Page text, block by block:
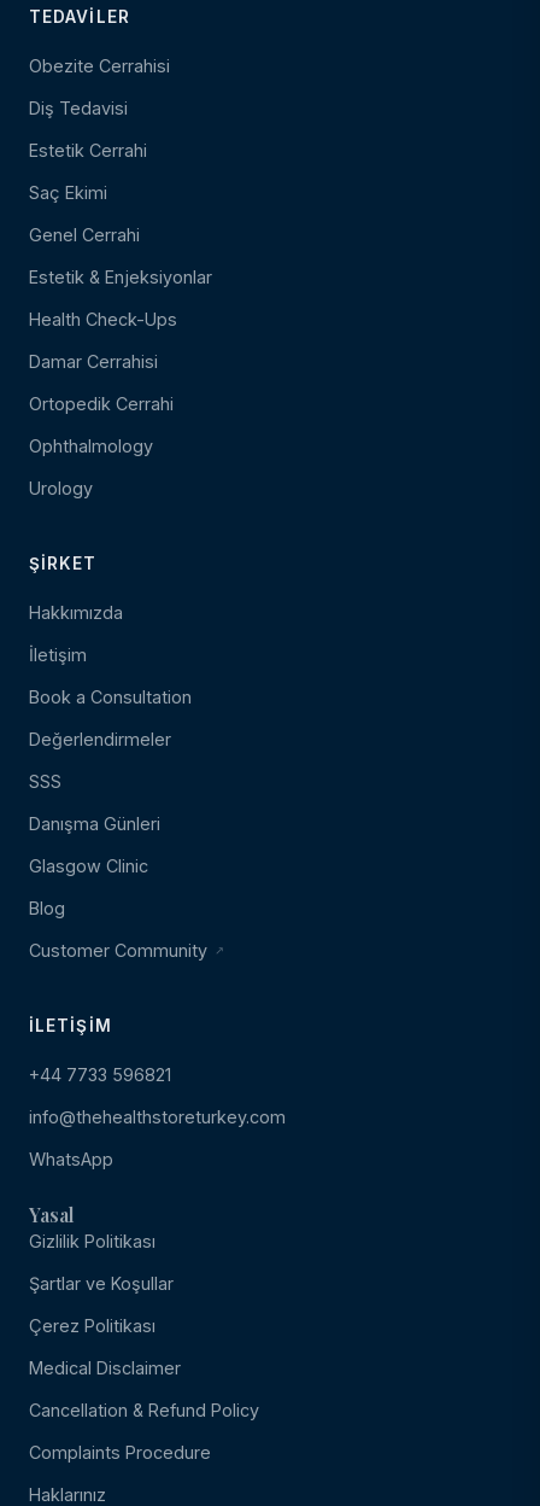
TEDAVILER
Obezite Cerrahisi
Diş Tedavisi
Estetik Cerrahi
Saç Ekimi
Genel Cerrahi
Estetik & Enjeksiyonlar
Health Check-Ups
Damar Cerrahisi
Ortopedik Cerrahi
Ophthalmology
Urology
ŞIRKET
Hakkımızda
İletişim
Book a Consultation
Değerlendirmeler
SSS
Danışma Günleri
Glasgow Clinic
Blog
Customer Community
İLETIŞIM
+44 7733 596821
info@thehealthstoreturkey.com
WhatsApp
Yasal
Gizlilik Politikası
Şartlar ve Koşullar
Çerez Politikası
Medical Disclaimer
Cancellation & Refund Policy
Complaints Procedure
Haklarınız